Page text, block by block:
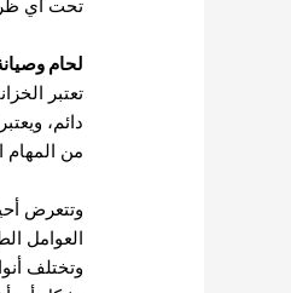
تحت أي
لحام
تعتبر
دائم،
من المهام
وتتعرض
العوامل
وتختلف